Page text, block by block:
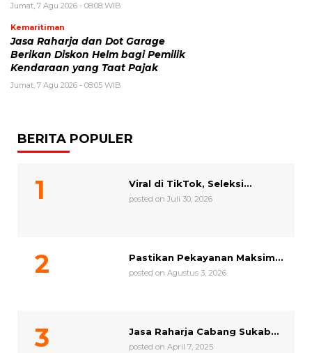
Jumat, 7 Agu 2026 - 08:08 WIB
Kemaritiman
Jasa Raharja dan Dot Garage
Berikan Diskon Helm bagi Pemilik
Kendaraan yang Taat Pajak
Jumat, 7 Agu 2026 - 08:05 WIB
BERITA POPULER
Viral di TikTok, Seleksi...
posted on Juli 30, 2026
Pastikan Pekayanan Maksim...
posted on Agustus 3, 2026
Jasa Raharja Cabang Sukab...
posted on April 7, 2025